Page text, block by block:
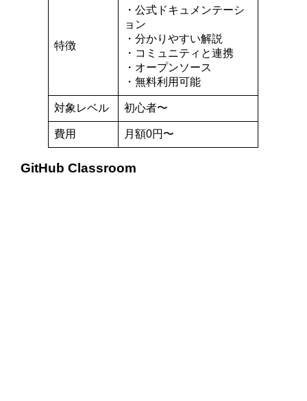
特徴
・公式ドキュメンテーシ
ョン
・分かりやすい解説
・コミュニティと連携
・オープンソース
・無料利用可能
対象レベル 初心者〜
費用 月額0円〜
GitHub Classroom